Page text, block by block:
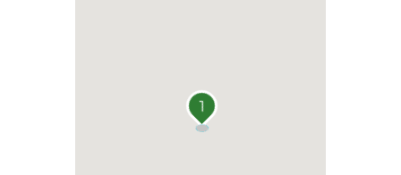
1